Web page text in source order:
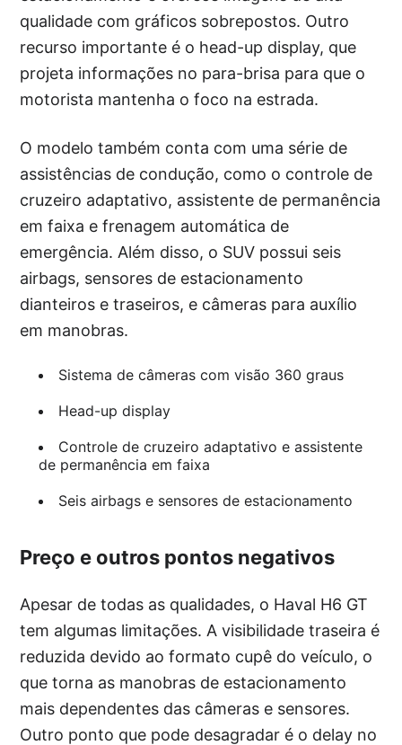
qualidade com gráficos sobrepostos. Outro
recurso importante é o head-up display, que
projeta informações no para-brisa para que o
motorista mantenha o foco na estrada.
O modelo também conta com uma série de
assistências de condução, como o controle de
cruzeiro adaptativo, assistente de permanência
em faixa e frenagem automática de
emergência. Além disso, o SUV possui seis
airbags, sensores de estacionamento
dianteiros e traseiros, e câmeras para auxílio
em manobras.
Sistema de câmeras com visão 360 graus
Head-up display
Controle de cruzeiro adaptativo e assistente
de permanência em faixa
Seis airbags e sensores de estacionamento
Preço e outros pontos negativos
Apesar de todas as qualidades, o Haval H6 GT
tem algumas limitações. A visibilidade traseira é
reduzida devido ao formato cupê do veículo, o
que torna as manobras de estacionamento
mais dependentes das câmeras e sensores.
Outro ponto que pode desagradar é o delay no